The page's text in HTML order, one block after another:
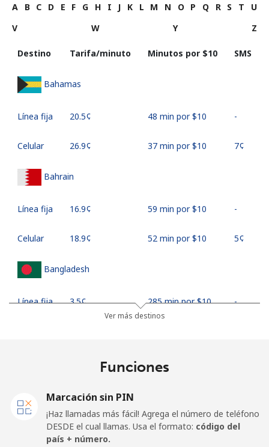
A B C D E F G H I J K L M N O P Q R S T
U
V
W Y Z
Destino Tarifa/minuto Minutos por ⁦$10⁩ SMS
Bahamas
Línea fija ⁦20.5¢⁩ 48 min por ⁦$10⁩ -
Celular ⁦26.9¢⁩ 37 min por ⁦$10⁩ ⁦7¢⁩
Bahrain
Línea fija ⁦16.9¢⁩ 59 min por ⁦$10⁩ -
Celular ⁦18.9¢⁩ 52 min por ⁦$10⁩ ⁦5¢⁩
Bangladesh
Línea fija ⁦3.5¢⁩ 285 min por ⁦$10⁩ -
Línea fija ⁦28.5¢⁩
⁦32.5¢⁩ 30 min por ⁦$10⁩ -
Ver más destinos
Funciones
Marcación sin PIN
¡Haz llamadas más fácil! Agrega el número de teléfono
DESDE el cual llamas. Usa el formato: código del
país + número.